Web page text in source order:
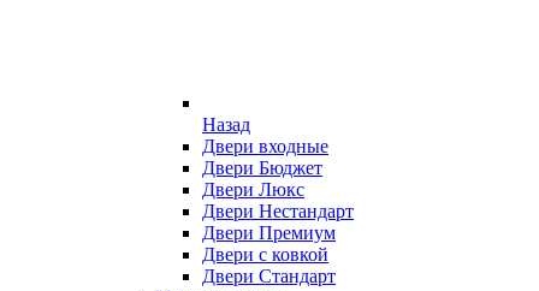
Назад
Двери входные
Двери Бюджет
Двери Люкс
Двери Нестандарт
Двери Премиум
Двери с ковкой
Двери Стандарт